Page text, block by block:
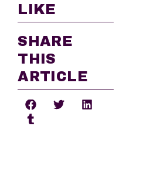
LIKE
SHARE
THIS
ARTICLE